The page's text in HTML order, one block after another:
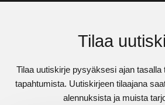
Tilaa
Tilaa uutiskirje pysyäksesi ajan
tapahtumista. Uutiskirjeen tilaajana
alennuksista ja muista